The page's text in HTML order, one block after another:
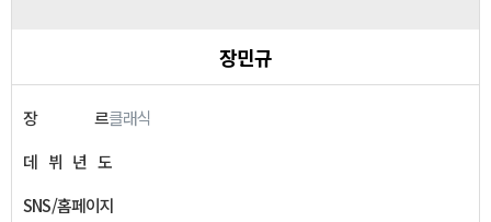
장민규
장 르클래식
데 뷔 년 도
SNS/홈페이지